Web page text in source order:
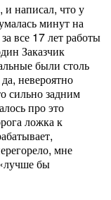
написал, что у
минут на
все 17 лет работы
Заказчик
были столь
невероятно
сильно задним
про это
ложка к
мне
бы